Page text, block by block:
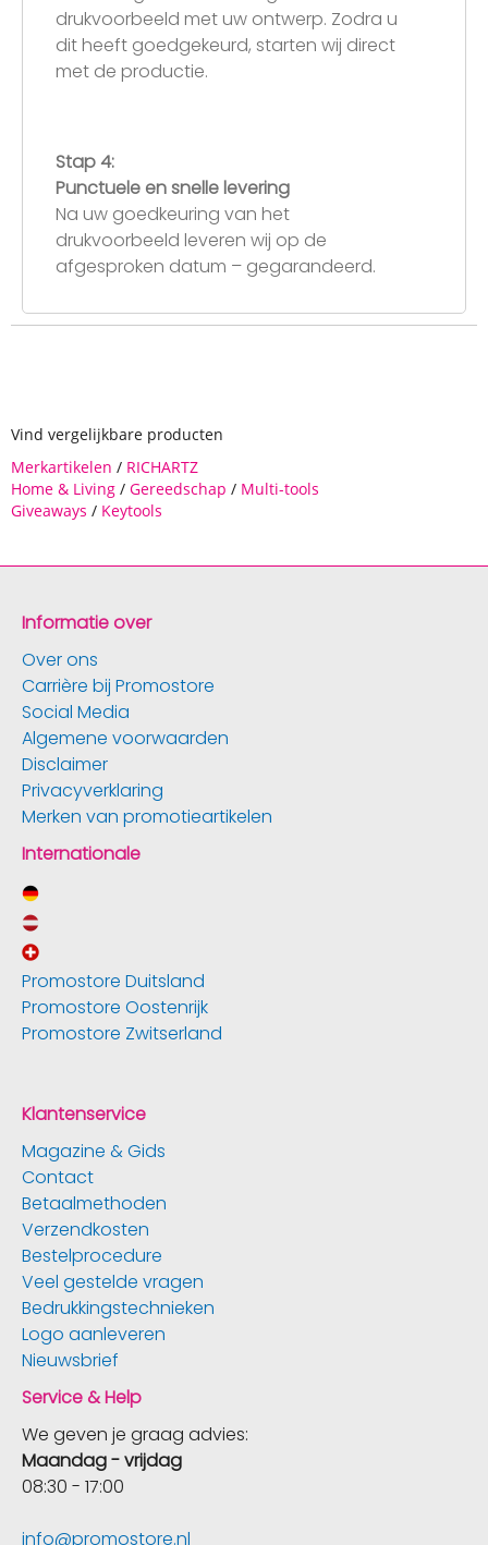
drukvoorbeeld met uw ontwerp. Zodra u
dit heeft goedgekeurd, starten wij direct
met de productie.
Stap 4:
Punctuele en snelle levering
Na uw goedkeuring van het
drukvoorbeeld leveren wij op de
afgesproken datum – gegarandeerd.
Vind vergelijkbare producten
Merkartikelen / RICHARTZ
Home & Living / Gereedschap / Multi-tools
Giveaways / Keytools
Informatie over
Over ons
Carrière bij Promostore
Social Media
Algemene voorwaarden
Disclaimer
Privacyverklaring
Merken van promotieartikelen
Internationale
Promostore Duitsland
Promostore Oostenrijk
Promostore Zwitserland
Klantenservice
Magazine & Gids
Contact
Betaalmethoden
Verzendkosten
Bestelprocedure
Veel gestelde vragen
Bedrukkingstechnieken
Logo aanleveren
Nieuwsbrief
Service & Help
We geven je graag advies:
Maandag - vrijdag
08:30 - 17:00
info@promostore.nl